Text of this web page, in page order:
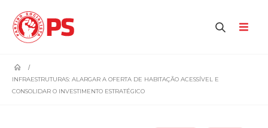
INFRAESTRUTURAS: ALARGAR A OFERTA DE HABITAÇÃO ACESSÍVEL E
CONSOLIDAR O INVESTIMENTO ESTRATÉGICO